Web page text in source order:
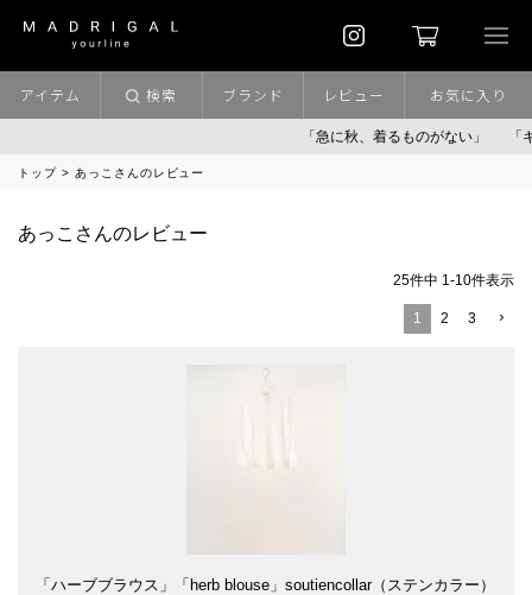
「急に秋、着るものがない」 「キレ
アイテム 検索 ブランド レビュー お気に入り
トップ あっこさんのレビュー
あっこさんのレビュー
25件中 1-10件表示
1 2 3
「ハーブブラウス」「herb blouse」soutiencollar（ステンカラー）